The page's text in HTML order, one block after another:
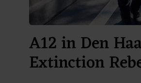
A12 in Den
Extinction